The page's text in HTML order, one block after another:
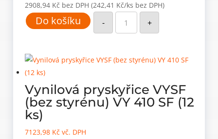
2908,94 Kč bez DPH (242,41 Kč/ks bez DPH)
Do košíku -
Vynilová
pryskyřice
VYSF
(bez
300
SF
množství
+
Vynilová pryskyřice VYSF
(bez styrénu) VY 410 SF (12
ks)
7123,98 Kč vč. DPH